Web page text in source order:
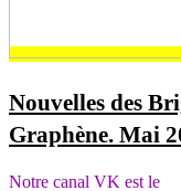
Nouvelles des
Graphène. Mai
Notre canal VK est le